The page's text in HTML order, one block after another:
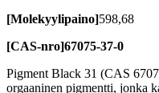
[Molekyylipaino]598,68
[CAS-nro]67075-37-0
Pigment Black 31 (CAS
orgaaninen pigmentti, jonka